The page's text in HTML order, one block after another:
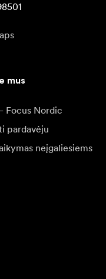
mus
Focus Nordic
pardavėju
neįgaliesiems